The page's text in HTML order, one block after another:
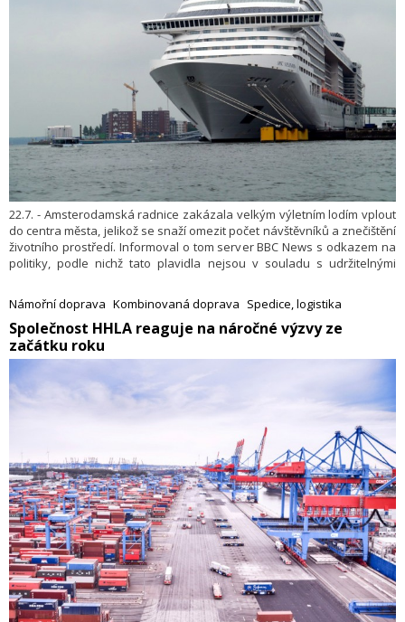
22.7. - Amsterodamská radnice zakázala velkým výletním lodím vplout
do centra města, jelikož se snaží omezit počet návštěvníků a znečištění
životního prostředí. Informoval o tom server BBC News s odkazem na
politiky, podle nichž tato plavidla nejsou v souladu s udržitelnými
Námořní doprava Kombinovaná doprava Spedice, logistika
Společnost HHLA reaguje na náročné výzvy ze
začátku roku